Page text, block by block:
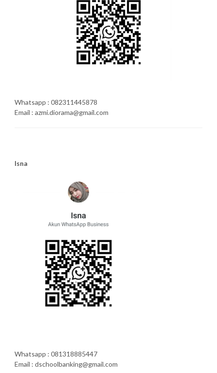
Whatsapp : 082311445878
Email : azmi.diorama@gmail.com
Isna
Whatsapp : 081318885447
Email : dschoolbanking@gmail.com